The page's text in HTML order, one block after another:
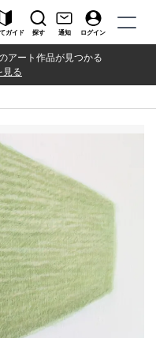
ガイド 探す 通知 ログイン
アート作品が見つかる
見る